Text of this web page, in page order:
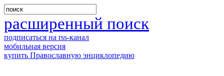
расширенный поиск
подписаться на rss-канал
мобильная версия
купить Православную энциклопедию